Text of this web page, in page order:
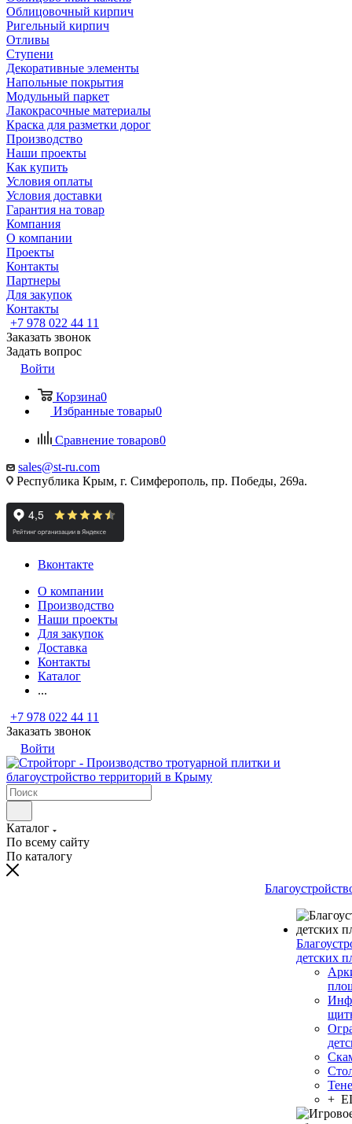
Облицовочный кирпич
Ригельный кирпич
Отливы
Ступени
Декоративные элементы
Напольные покрытия
Модульный паркет
Лакокрасочные материалы
Краска для разметки дорог
Производство
Наши проекты
Как купить
Условия оплаты
Условия доставки
Гарантия на товар
Компания
О компании
Проекты
Контакты
Партнеры
Для закупок
Контакты
+7 978 022 44 11
Заказать звонок
Задать вопрос
Войти
Корзина0
Избранные товары0
Сравнение товаров0
sales@st-ru.com
Республика Крым, г. Симферополь, пр. Победы, 269а.
Вконтакте
О компании
Производство
Наши проекты
Для закупок
Доставка
Контакты
Каталог
...
+7 978 022 44 11
Заказать звонок
Войти
Каталог
По всему сайту
По каталогу
детских
+